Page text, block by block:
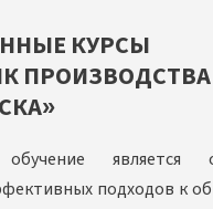
КУРСЫ
ПРОИЗВОДСТВА
обучение
подходов к